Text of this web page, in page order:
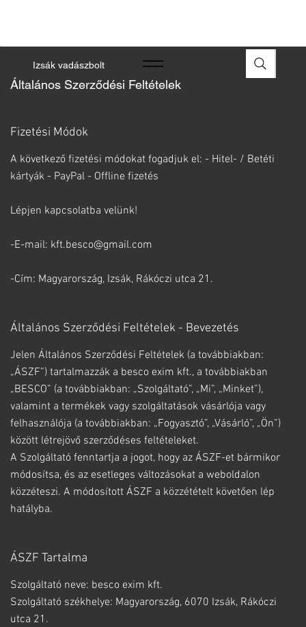
Izsák vadászbolt
Általános Szerződési Feltételek
Fizetési Módok
A következő fizetési módokat fogadjuk el: - Hitel- / Betéti
kártyák - PayPal - Offline fizetés
Lépjen kapcsolatba velünk!
-E-mail: kft.besco@gmail.com
-Cím: Magyarország, Izsák, Rákóczi utca 21.
Általános Szerződési Feltételek - Bevezetés
Jelen Általános Szerződési Feltételek (a továbbiakban:
„ÁSZF”) tartalmazzák a besco exim kft., a továbbiakban
„BESCO” (a továbbiakban: „Szolgáltató”, „Mi”, „Minket”),
valamint a termékek vagy szolgáltatások vásárlója vagy
felhasználója (a továbbiakban: „Fogyasztó”, „Vásárló”, „Ön”)
között létrejövő szerződéses feltételeket.
A Szolgáltató fenntartja a jogot, hogy az ÁSZF-et bármikor
módosítsa, és az esetleges változásokat a weboldalon
közzéteszi. A módosított ÁSZF a közzétételt követően lép
hatályba.
ÁSZF Tartalma
Szolgáltató neve: besco exim kft.
Szolgáltató székhelye: Magyarország, 6070 Izsák, Rákóczi
utca 21.